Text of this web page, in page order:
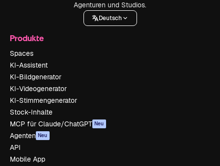
Agenturen und Studios.
Deutsch
Produkte
Spaces
KI-Assistent
KI-Bildgenerator
KI-Videogenerator
KI-Stimmengenerator
Stock-Inhalte
MCP für Claude/ChatGPT Neu
Agenten Neu
API
Mobile App